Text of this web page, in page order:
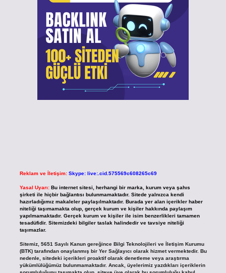
Reklam ve İletişim: Skype: live:.cid.575569c608265c69
Yasal Uyarı: Bu internet sitesi, herhangi bir marka, kurum veya şahıs
şirketi ile hiçbir bağlantısı bulunmamaktadır. Sitede yalnızca kendi
hazırladığımız makaleler paylaşılmaktadır. Burada yer alan içerikler haber
niteliği taşımamakta olup, gerçek kurum ve kişiler hakkında paylaşım
yapılmamaktadır. Gerçek kurum ve kişiler ile isim benzerlikleri tamamen
tesadüfidir. Sitemizdeki bilgiler taslak halindedir ve tavsiye niteliği
taşımazlar.
Sitemiz, 5651 Sayılı Kanun gereğince Bilgi Teknolojileri ve İletişim Kurumu
(BTK) tarafından onaylanmış bir Yer Sağlayıcı olarak hizmet vermektedir. Bu
nedenle, sitedeki içerikleri proaktif olarak denetleme veya araştırma
yükümlülüğümüz bulunmamaktadır. Ancak, üyelerimiz yazdıkları içeriklerin